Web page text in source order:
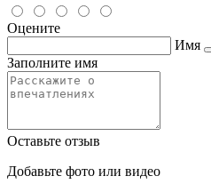
Оцените
Имя
Заполните имя
Оставьте отзыв
Добавьте фото или видео